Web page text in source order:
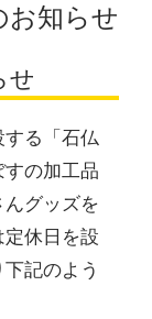
お知らせ
せ
る「石仏
の加工品
グッズを
休日を設
下記のよう